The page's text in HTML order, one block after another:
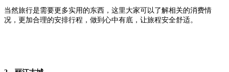
当然旅行是需要更多实用的东西，这里大家可以了解相关的消费情
况，更加合理的安排行程，做到心中有底，让旅程安全舒适。